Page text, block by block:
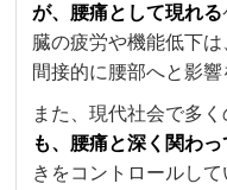
が、腰痛として現れる
臓の疲労や機能低下は
間接的に腰部へと影響
また、現代社会で多
も、腰痛と深く関わ
きをコントロールし